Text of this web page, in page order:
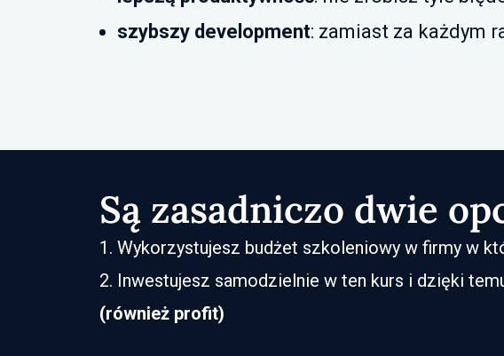
szybszy development: zamiast za każdym
Są zasadniczo dwie
1. Wykorzystujesz budżet szkoleniowy w firmy w
2. Inwestujesz samodzielnie w ten kurs i dzięki
(również profit)